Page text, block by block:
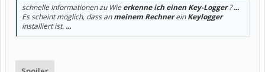
schnelle Informationen zu Wieerkenne ich einen Key-Logger?...
Es scheint möglich, dass anmeinem RechnereinKeylogger
installiert ist. ...